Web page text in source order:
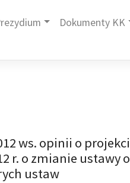
Dokumenty KK
ws. opinii o
r. o zmianie ustawy
ustaw